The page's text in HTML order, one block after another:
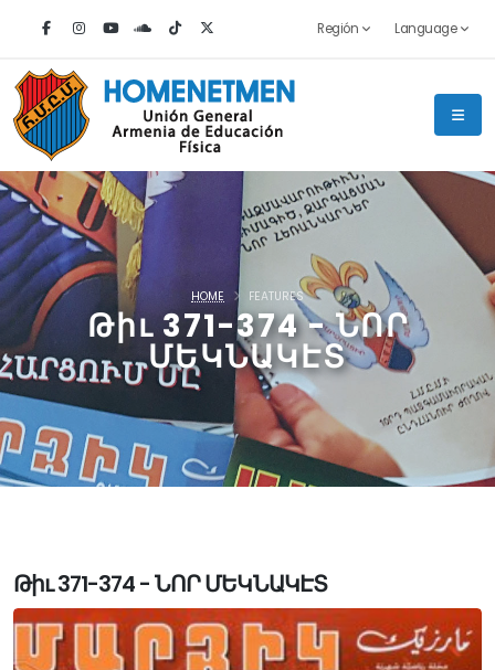
Región Language
Թիւ 371-374 - ՆՈՐ
ՄԵԿՆԱԿԷՏ
HOME FEATURES
Թիւ 371-374 - ՆՈՐ ՄԵԿՆԱԿԷՏ